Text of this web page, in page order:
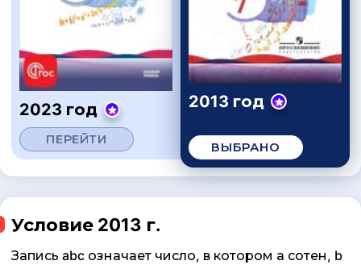
2023 год
ПЕРЕЙТИ
2013 год
ВЫБРАНО
Условие 2013 г.
Запись abc означает число, в котором а сотен, b